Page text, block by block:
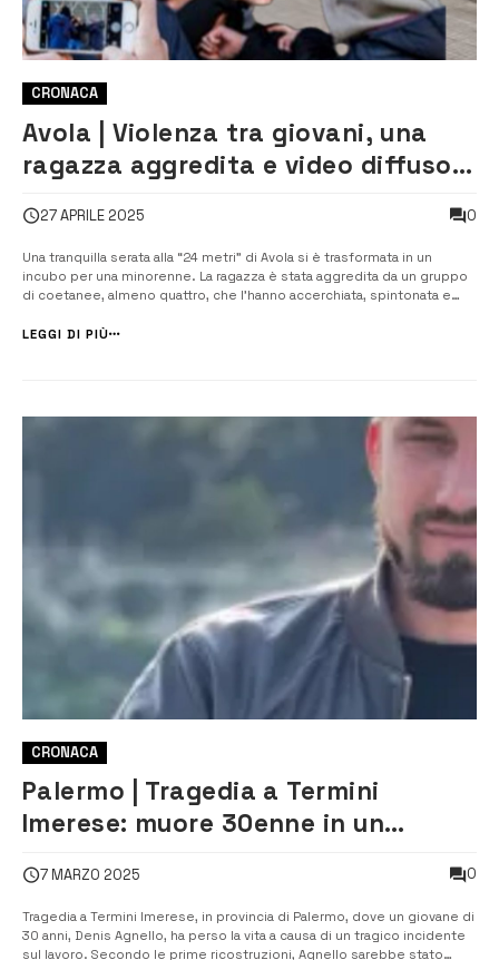
CRONACA
Avola | Violenza tra giovani, una
ragazza aggredita e video diffuso
27 APRILE 2025 0
Una tranquilla serata alla “24 metri” di Avola si è trasformata in un
incubo per una minorenne. La ragazza è stata aggredita da un gruppo
di coetanee, almeno quattro, che l’hanno accerchiata, spintonata e
telefonino e il video è iniziato a girare sui soc...
LEGGI DI PIÙ
CRONACA
Palermo | Tragedia a Termini
Imerese: muore 30enne in un
7 MARZO 2025 0
Tragedia a Termini Imerese, in provincia di Palermo, dove un giovane di
30 anni, Denis Agnello, ha perso la vita a causa di un tragico incidente
sul lavoro. Secondo le prime ricostruzioni, Agnello sarebbe stato